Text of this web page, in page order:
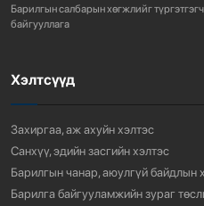
3 сарын өмнө
Барилгын салбарын хөгжлийг
байгууллага
Хэлтсүүд
Захиргаа, аж ахуйн хэлтэс
Санхүү, эдийн засгийн хэлтэс
Барилгын чанар, аюулгүй байдлын
Барилга байгууламжийн зураг